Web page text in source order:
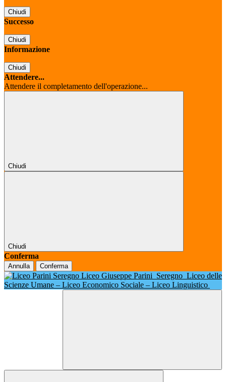
Chiudi
Successo
Chiudi
Informazione
Chiudi
Attendere...
Attendere il completamento dell'operazione...
Chiudi
Chiudi
Conferma
Annulla Conferma
Liceo Giuseppe Parini Seregno Liceo delle
Scienze Umane – Liceo Economico Sociale – Liceo Linguistico